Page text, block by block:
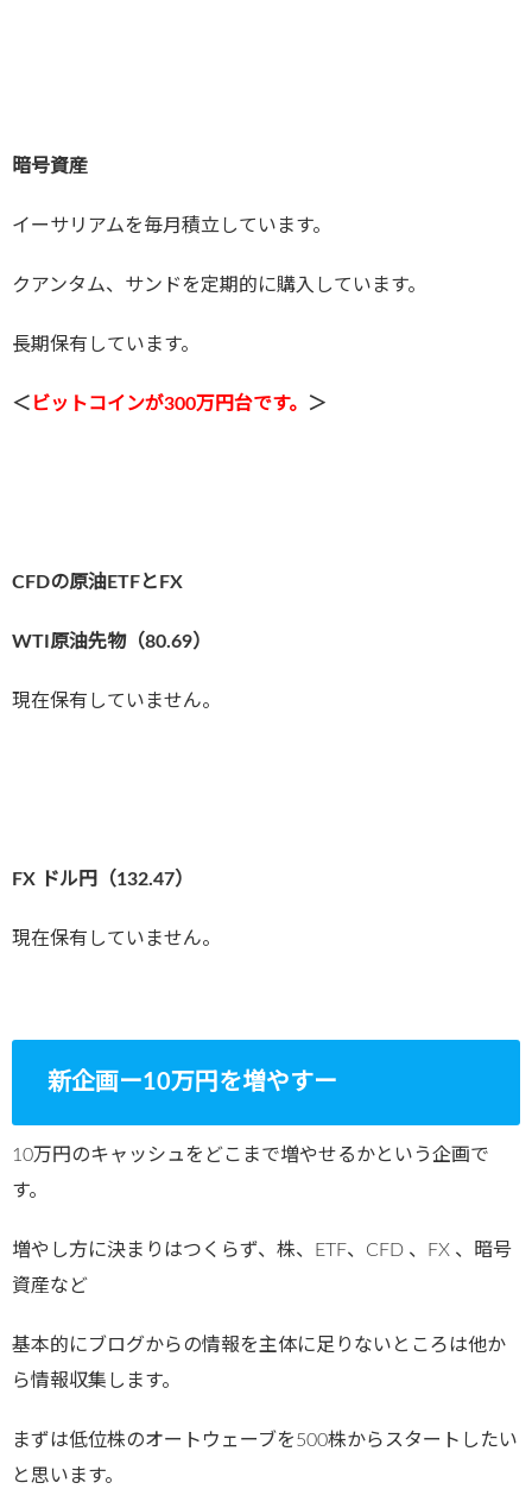
暗号資産
イーサリアムを毎月積立しています。
クアンタム、サンドを定期的に購入しています。
長期保有しています。
＜ ビットコインが300万円台です。 ＞
CFDの原油ETFとFX
WTI原油先物（80.69）
現在保有していません。
FX ドル円（132.47）
現在保有していません。
新企画ー10万円を増やすー
10万円のキャッシュをどこまで増やせるかという企画で
す。
増やし方に決まりはつくらず、株、ETF、CFD 、FX 、暗号
資産など
基本的にブログからの情報を主体に足りないところは他か
ら情報収集します。
まずは低位株のオートウェーブを500株からスタートしたい
と思います。